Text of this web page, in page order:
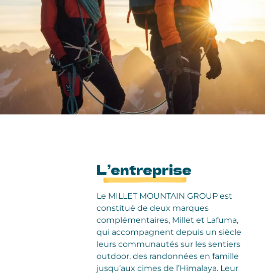
L’entreprise
Le MILLET MOUNTAIN GROUP est
constitué de deux marques
complémentaires, Millet et Lafuma,
qui accompagnent depuis un siècle
leurs communautés sur les sentiers
outdoor, des randonnées en famille
jusqu’aux cimes de l’Himalaya. Leur